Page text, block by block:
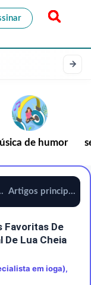
de humor
Artigos principais
Favoritas De
De Lua Cheia
em ioga),